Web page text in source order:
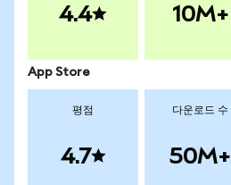
4.4 10M+
App Store
평점
4.7
다운로드 수
50M+